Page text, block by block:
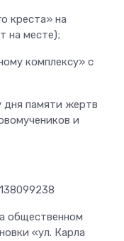
креста» на
на месте);
комплексу» с
дня памяти жертв
и
общественном
«ул. Карла